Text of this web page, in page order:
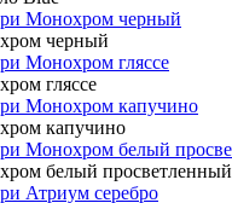
черный
гляссе
капучино
белый просветленный